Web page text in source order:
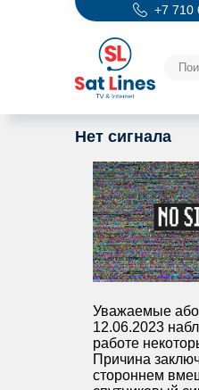
Перейти к основному +7 710
Нет сигнала
Уважаемые
12.06.2023
работе
Причина
стороннем